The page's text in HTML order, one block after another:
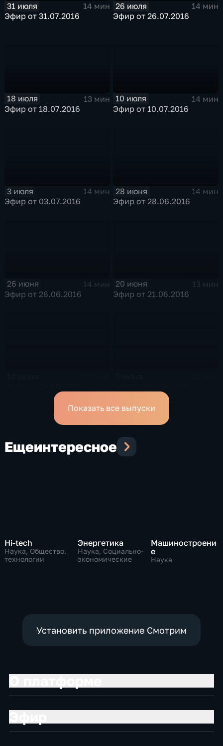
31 июля
14 мин
Эфир от 31.07.2016
26 июля
14 мин
Эфир от 26.07.2016
18 июля
13 мин
Эфир от 18.07.2016
10 июля
14 мин
Эфир от 10.07.2016
3 июля
14 мин
Эфир от 03.07.2016
28 июня
14 мин
Эфир от 28.06.2016
26 июня
14 мин
Эфир от 26.06.2016
20 июня
13 мин
Эфир от 21.06.2016
Показать все выпуски
Ещеинтересное
Hi-tech
Наука, Общество,
технологии
Энергетика
Наука, Социально-
экономические
Машиностроени
е
Наука
Установить приложение Смотрим